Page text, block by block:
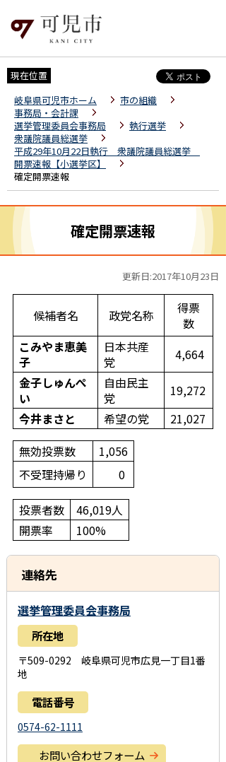
現在位置
岐阜県可児市ホーム
市の組織
事務局・会計課
選挙管理委員会事務局
執行選挙
衆議院議員総選挙
平成29年10月22日執行 衆議院議員総選挙
開票速報【小選挙区】
確定開票速報
確定開票速報
更新日:2017年10月23日
候補者名 政党名称
得票
数
こみやま恵美
子
日本共産
党
4,664
金子しゅんぺ
い
自由民主
党
19,272
今井まさと
希望の党
21,027
無効投票数
1,056
不受理持帰り
0
投票者数
46,019人
開票率
100%
連絡先
選挙管理委員会事務局
所在地
〒509-0292 岐阜県可児市広見一丁目1番
地
電話番号
0574-62-1111
お問い合わせフォーム